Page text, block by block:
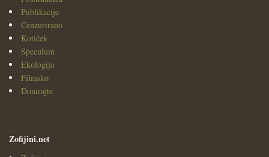
Publikacije
Cenzurirano
Kotiček
Speculum
Ekologija
Filmsko
Donirajte
Zofijini.net